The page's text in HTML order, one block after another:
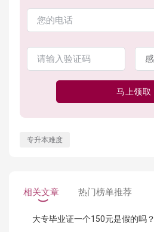
马上领取
专升本难度
相关文章 热门榜单推荐
大专毕业证一个150元是假的吗？